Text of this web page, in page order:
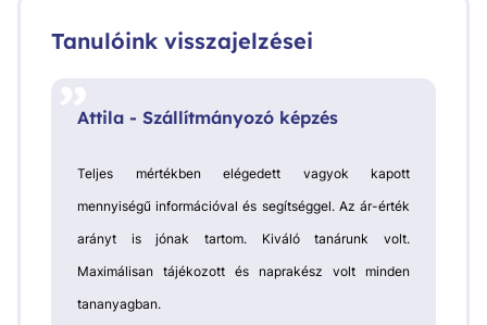
Tanulóink visszajelzései
Attila - Szállítmányozó képzés
Teljes mértékben elégedett vagyok kapott
mennyiségű információval és segítséggel. Az ár-érték
arányt is jónak tartom. Kiváló tanárunk volt.
Maximálisan tájékozott és naprakész volt minden
tananyagban.